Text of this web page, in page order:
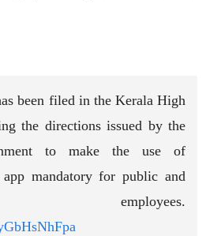
been filed in the Kerala High
the directions issued by the
to make the use of
app mandatory for public and
employees.